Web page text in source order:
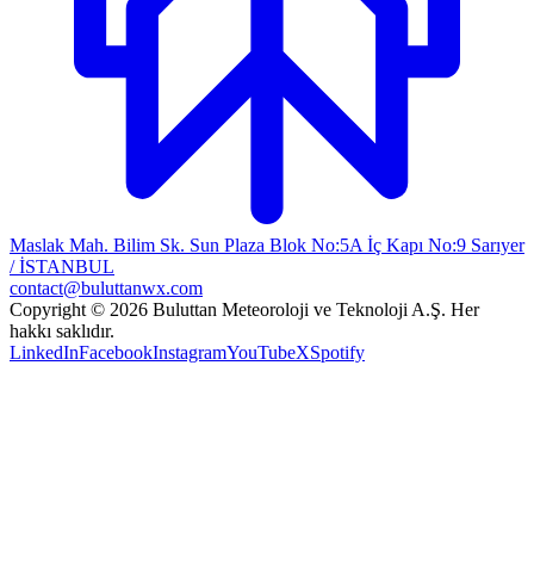
Maslak Mah. Bilim Sk. Sun Plaza Blok No:5A İç Kapı No:9 Sarıyer
/ İSTANBUL
contact@buluttanwx.com
Copyright © 2026 Buluttan Meteoroloji ve Teknoloji A.Ş. Her
hakkı saklıdır.
LinkedInFacebookInstagramYouTubeXSpotify